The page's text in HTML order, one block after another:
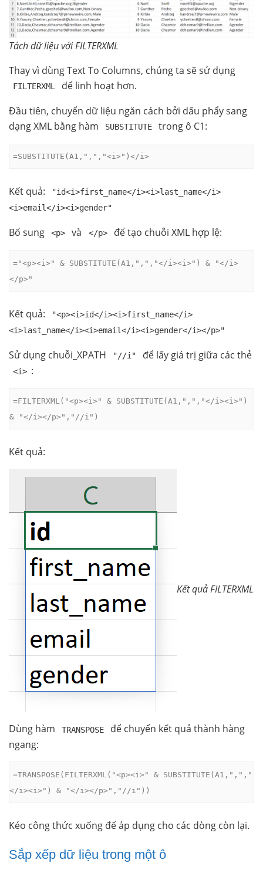
Tách dữ liệu với FILTERXML
Thay vì dùng Text To Columns, chúng ta sẽ sử dụng
FILTERXML
để linh hoạt hơn.
Đầu tiên, chuyển dữ liệu ngăn cách bởi dấu phẩy sang
dạng XML bằng hàm
SUBSTITUTE trong ô C1:
=SUBSTITUTE(A1,",","<i>")</i>
Kết quả:
"id<i>first_name</i><i>last_name</i>
<i>email</i><i>gender"
Bổ sung <p> và </p> để tạo chuỗi XML hợp lệ:
="<p><i>" & SUBSTITUTE(A1,",","</i><i>") & "</i>
</p>"
Kết quả:
"<p><i>id</i><i>first_name</i>
<i>last_name</i><i>email</i><i>gender</i></p>"
Sử dụng chuỗi_XPATH "//i" để lấy giá trị giữa các thẻ
<i> :
=FILTERXML("<p><i>" & SUBSTITUTE(A1,",","</i><i>")
& "</i></p>","//i")
Kết quả:
Kết quả FILTERXML
Dùng hàm TRANSPOSE
để chuyển kết quả thành hàng
ngang:
=TRANSPOSE(FILTERXML("<p><i>" & SUBSTITUTE(A1,",","
</i><i>") & "</i></p>","//i"))
Kéo công thức xuống để áp dụng cho các dòng còn lại.
Sắp xếp dữ liệu trong một ô